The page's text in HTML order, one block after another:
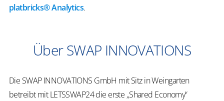
platbricks® Analytics.
Über SWAP INNOVATIONS
Die SWAP INNOVATIONS GmbH mit Sitz in Weingarten
betreibt mit LETSSWAP24 die erste „Shared Economy“